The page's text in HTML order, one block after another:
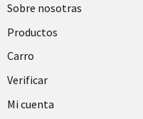
Sobre nosotras
Productos
Carro
Verificar
Mi cuenta